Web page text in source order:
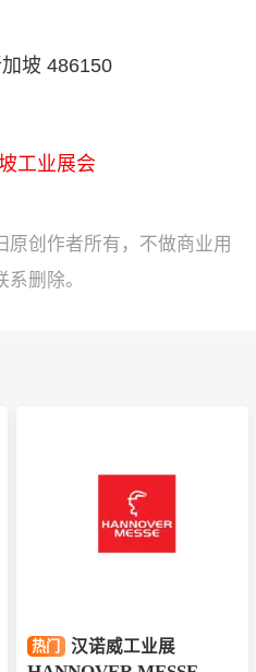
坡 486150
工业展会
原创作者所有，不做商业用
删除。
热门 汉诺威工业展